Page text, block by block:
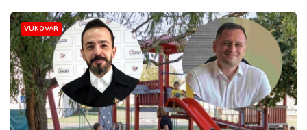
VUKOVAR